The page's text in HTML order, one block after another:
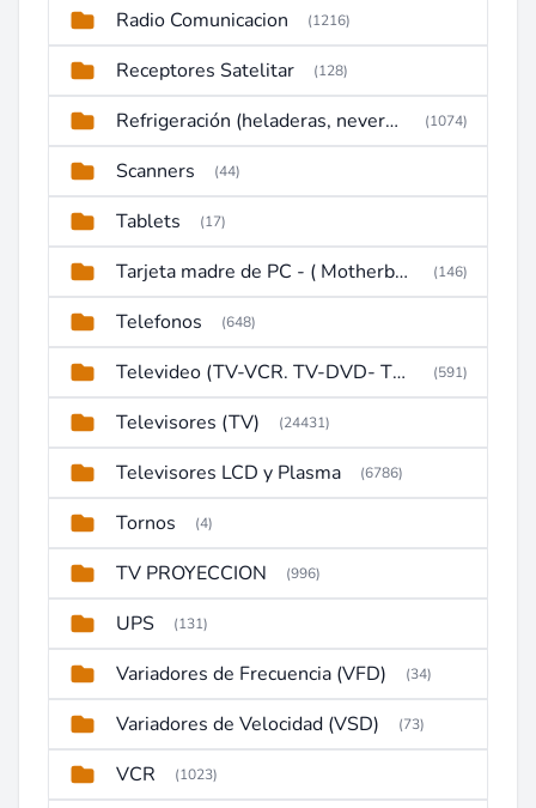
Radio Comunicacion (1216)
Receptores Satelitar (128)
Refrigeración (heladeras, neveras, congeladores) (1074)
Scanners (44)
Tablets (17)
Tarjeta madre de PC - ( Motherboard ) (146)
Telefonos (648)
Televideo (TV-VCR. TV-DVD- TV-DVD-VCR) (591)
Televisores (TV) (24431)
Televisores LCD y Plasma (6786)
Tornos (4)
TV PROYECCION (996)
UPS (131)
Variadores de Frecuencia (VFD) (34)
Variadores de Velocidad (VSD) (73)
VCR (1023)